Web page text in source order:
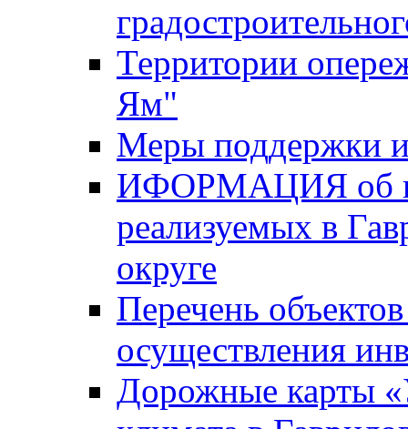
Территории
Ям"
Меры поддержки
ИФОРМАЦИЯ об
реализуемых в
округе
Перечень
осуществления
Дорожные карты